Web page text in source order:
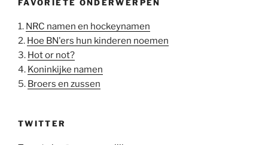
FAVORIETE ONDERWERPEN
1. NRC namen en hockeynamen
2. Hoe BN'ers hun kinderen noemen
3. Hot or not?
4. Koninkijke namen
5. Broers en zussen
TWITTER